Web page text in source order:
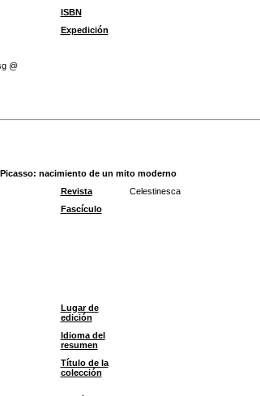
ISBN
Expedición
@
nacimiento de un mito moderno
Revista Celestinesca
Fascículo
Lugar de
edición
Idioma del
resumen
Título de la
colección